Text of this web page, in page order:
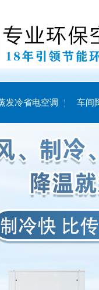
发冷省电空调 车间